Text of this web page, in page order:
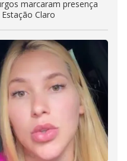
marcaram presença
Claro